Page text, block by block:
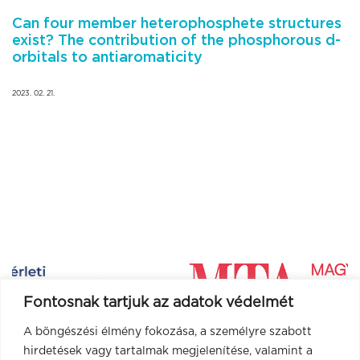
Fontosnak tartjuk az adatok védelmét
A böngészési élmény fokozása, a személyre szabott
hirdetések vagy tartalmak megjelenítése, valamint a
Can four member heterophosphete structures
exist? The contribution of the phosphorous d-
orbitals to antiaromaticity
2023. 02. 21.